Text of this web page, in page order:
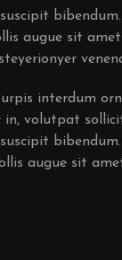
augue sit
interdum
volutpat
augue sit